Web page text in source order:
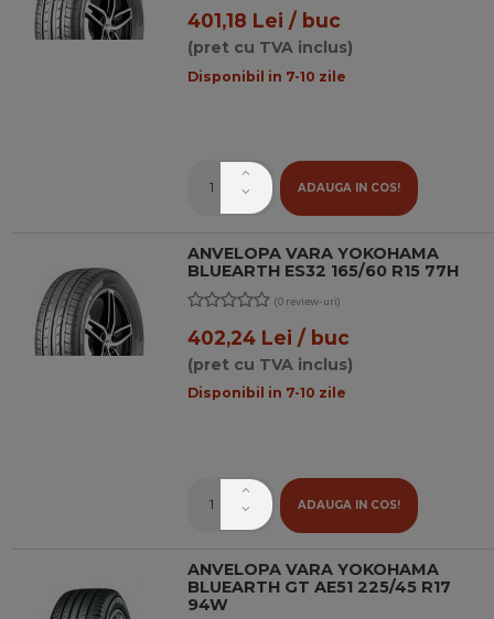
401,18 Lei / buc
(pret cu TVA inclus)
Disponibil in 7-10 zile
ADAUGA IN COS!
ANVELOPA VARA YOKOHAMA
BLUEARTH ES32 165/60 R15 77H
(0 review-uri)
402,24 Lei / buc
(pret cu TVA inclus)
Disponibil in 7-10 zile
ADAUGA IN COS!
ANVELOPA VARA YOKOHAMA
BLUEARTH GT AE51 225/45 R17
94W